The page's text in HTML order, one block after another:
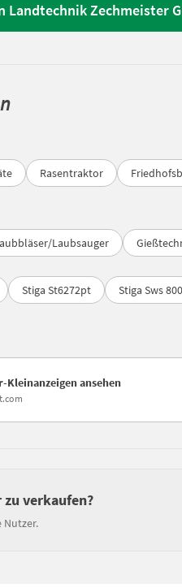
Landtechnik Zechmeister
Rasentraktor
Laubsauger
Stiga St6272pt Stiga Sws 800
ansehen
verkaufen?
Nutzer.